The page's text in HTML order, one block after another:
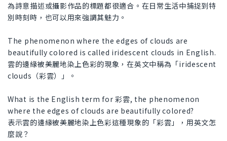
為詩意描述或攝影作品的標題都很適合。在日常生活中捕捉到特
別時刻時，也可以用來強調其魅力。
The phenomenon where the edges of clouds are
beautifully colored is called iridescent clouds in English.
雲的邊緣被美麗地染上色彩的現象，在英文中稱為「iridescent
clouds（彩雲）」。
What is the English term for 彩雲, the phenomenon
where the edges of clouds are beautifully colored?
表示雲的邊緣被美麗地染上色彩這種現象的「彩雲」，用英文怎
麼說？